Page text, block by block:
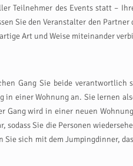
Teilnehmer des Events statt –
Sie den Veranstalter den
Art und Weise miteinander
Gang Sie beide
einer Wohnung an. Sie lernen
Gang wird in einer neuen
Sie die Personen
sich mit dem Jumpingdinner,